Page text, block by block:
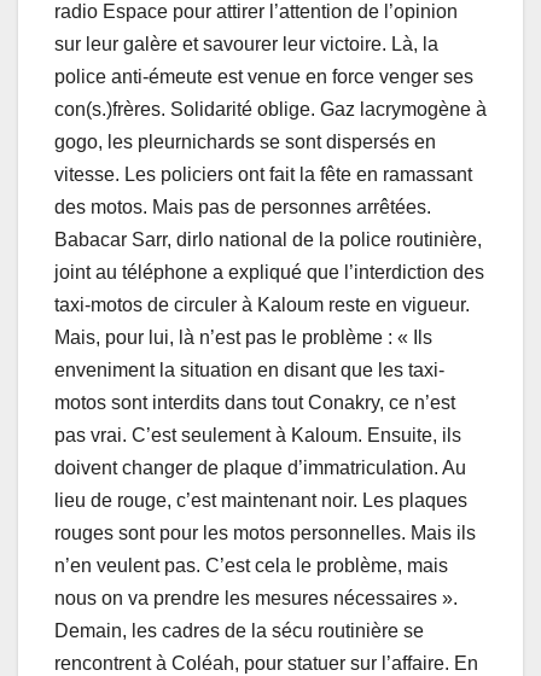
radio Espace pour attirer l’attention de l’opinion
sur leur galère et savourer leur victoire. Là, la
police anti-émeute est venue en force venger ses
con(s.)frères. Solidarité oblige. Gaz lacrymogène à
gogo, les pleurnichards se sont dispersés en
vitesse. Les policiers ont fait la fête en ramassant
des motos. Mais pas de personnes arrêtées.
Babacar Sarr, dirlo national de la police routinière,
joint au téléphone a expliqué que l’interdiction des
taxi-motos de circuler à Kaloum reste en vigueur.
Mais, pour lui, là n’est pas le problème : « Ils
enveniment la situation en disant que les taxi-
motos sont interdits dans tout Conakry, ce n’est
pas vrai. C’est seulement à Kaloum. Ensuite, ils
doivent changer de plaque d’immatriculation. Au
lieu de rouge, c’est maintenant noir. Les plaques
rouges sont pour les motos personnelles. Mais ils
n’en veulent pas. C’est cela le problème, mais
nous on va prendre les mesures nécessaires ».
Demain, les cadres de la sécu routinière se
rencontrent à Coléah, pour statuer sur l’affaire. En